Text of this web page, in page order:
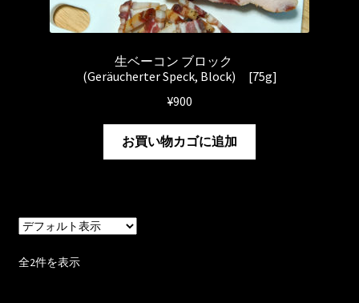
生ベーコン ブロック
(Geräucherter Speck, Block) [75g]
¥900
お買い物カゴに追加
全2件を表示